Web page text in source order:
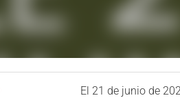
El 21 de junio de